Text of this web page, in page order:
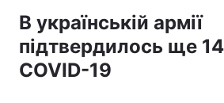
В українській армії
підтвердилось ще
COVID-19